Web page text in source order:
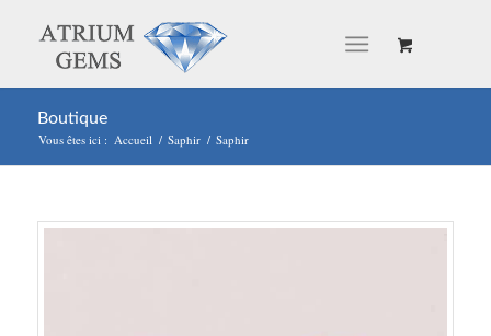
Boutique
Vous êtes ici : Accueil / Saphir / Saphir